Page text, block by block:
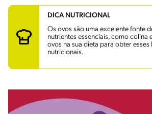
DICA NUTRICIONAL
Os ovos são uma excelente fonte
nutrientes essenciais, como colina
ovos na sua dieta para obter esses
nutricionais.